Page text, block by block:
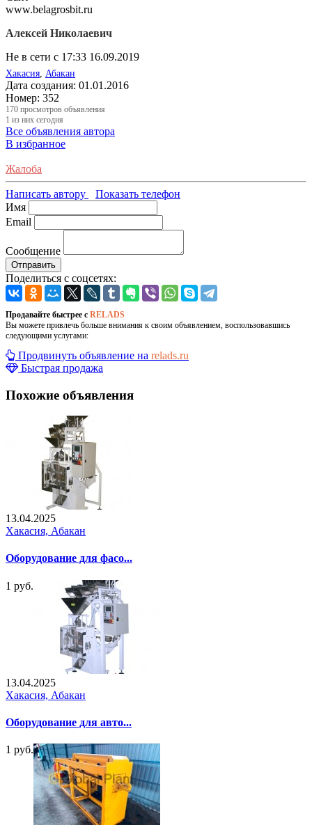
www.belagrosbit.ru
Алексей Николаевич
Не в сети с 17:33 16.09.2019
Хакасия Абакан
Дата создания: 01.01.2016
Номер: 352
170 просмотров объявления
1 из них сегодня
Все объявления автора
В избранное
Жалоба
Написать автору
Показать телефон
Имя
Email
Сообщение
Отправить
Поделиться с соцсетях:
Продавайте быстрее с RELADS
Вы можете привлечь больше внимания к своим объявлением, воспользовавшись
следующими услугами:
Продвинуть объявление на relads.ru
Быстрая продажа
Похожие объявления
13.04.2025
Хакасия, Абакан
Оборудование для фасо...
1 руб.
13.04.2025
Хакасия, Абакан
Оборудование для авто...
1 руб.